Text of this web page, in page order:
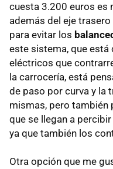
cuesta 3.200 euros es
además del eje
para evitar los
este sistema, que
eléctricos que
la carrocería, está
de paso por curva y la
mismas, pero también
que se llegan a
ya que también los
Otra opción que me